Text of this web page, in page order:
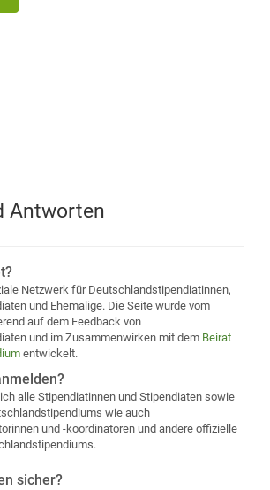
Antworten
Netzwerk für Deutschlandstipendiatinnen,
und Ehemalige. Die Seite wurde vom
auf dem Feedback von
und im Zusammenwirken mit dem Beirat
entwickelt.
alle Stipendiatinnen und Stipendiaten sowie
wie auch
und -koordinatoren und andere offizielle
sicher?